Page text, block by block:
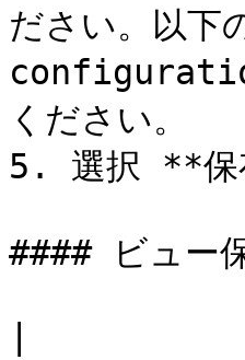
ださい。以
ください。
5. 選択 **保
#### ビュー